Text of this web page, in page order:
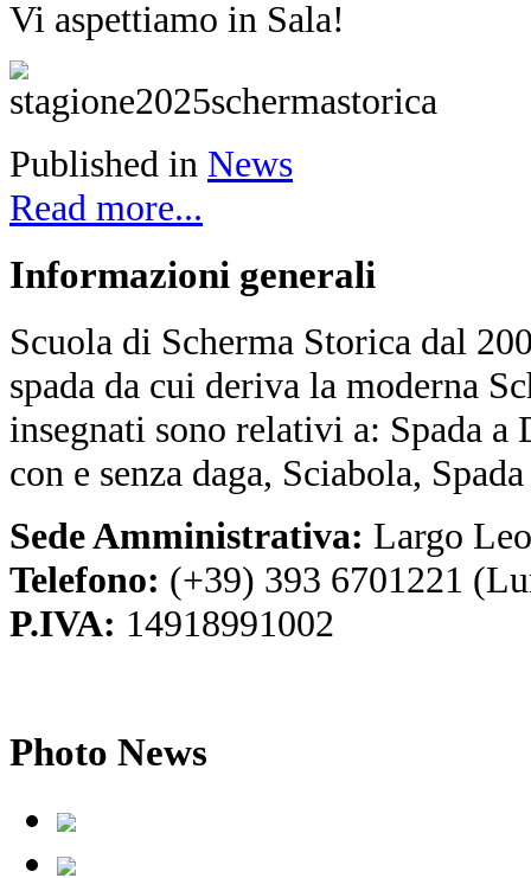
Vi aspettiamo in Sala!
Published in News
Read more...
Informazioni generali
Scuola di Scherma Storica dal
spada da cui deriva la moderna
insegnati sono relativi a: Spada a
con e senza daga, Sciabola,
Sede Amministrativa: Largo
Telefono: (+39) 393 6701221
P.IVA: 14918991002
Photo News